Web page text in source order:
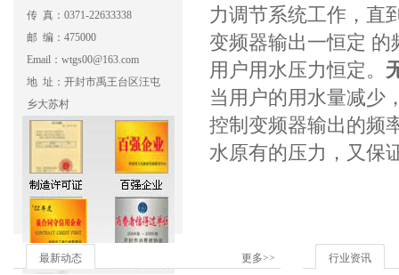
传 真：0371-22633338
邮 编：475000
Email：wtgs00@163.com
地 址：开封市禹王台区汪屯
乡大苏村
力调节系统工作，直
变频器输出一恒定 的
用户用水压力恒定。
当用户的用水量减少
控制变频器输出的频
水原有的压力，又保
最新动态
更多>>
行业资讯